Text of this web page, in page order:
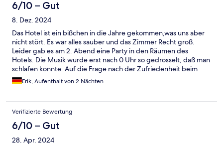
6/10 – Gut
8. Dez. 2024
Das Hotel ist ein bißchen in die Jahre gekommen,was uns aber
nicht stört. Es war alles sauber und das Zimmer Recht groß.
Leider gab es am 2. Abend eine Party in den Räumen des
Hotels. Die Musik wurde erst nach 0 Uhr so gedrosselt, daß man
schlafen konnte. Auf die Frage nach der Zufriedenheit beim
Auschecken habe ich diesen Umstand erwähnt. Das würde wie
üblich einfach weggelächelt als hätte es diese Veranstaltung
leider auch Geräusche sehr gut nach oben.
Erik, Aufenthalt von 2 Nächten
Verifizierte Bewertung
6/10 – Gut
28. Apr. 2024